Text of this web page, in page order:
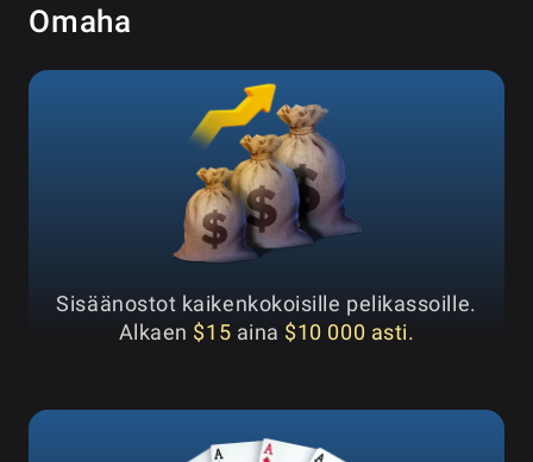
Omaha
Sisäänostot kaikenkokoisille pelikassoille.
Alkaen $15 aina $10 000 asti.